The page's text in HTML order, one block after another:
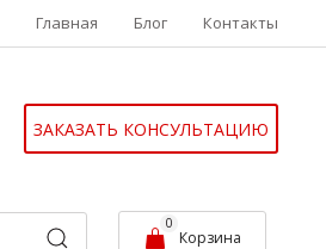
Главная Блог Контакты
ЗАКАЗАТЬ КОНСУЛЬТАЦИЮ
0
Корзина